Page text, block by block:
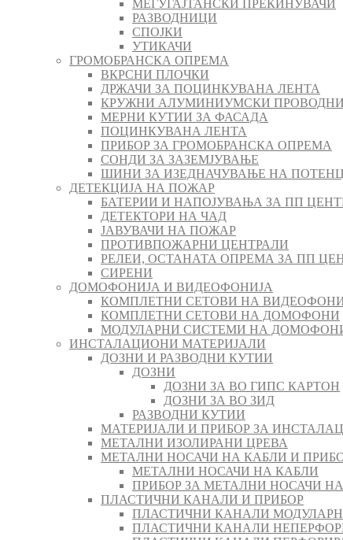
МЕЃУГАЈТАНСКИ ПРЕКИНУВАЧИ
РАЗВОДНИЦИ
СПОЈКИ
УТИКАЧИ
ГРОМОБРАНСКА ОПРЕМА
ВКРСНИ ПЛОЧКИ
ДРЖАЧИ ЗА ПОЦИНКУВАНА ЛЕНТА
КРУЖНИ АЛУМИНИУМСКИ
МЕРНИ КУТИИ ЗА ФАСАДА
ПОЦИНКУВАНА ЛЕНТА
ПРИБОР ЗА ГРОМОБРАНСКА ОПРЕМА
СОНДИ ЗА ЗАЗЕМЈУВАЊЕ
ШИНИ ЗА ИЗЕДНАЧУВАЊЕ НА
ДЕТЕКЦИЈА НА ПОЖАР
БАТЕРИИ И НАПОЈУВАЊА ЗА ПП
ДЕТЕКТОРИ НА ЧАД
ЈАВУВАЧИ НА ПОЖАР
ПРОТИВПОЖАРНИ ЦЕНТРАЛИ
РЕЛЕИ, ОСТАНАТА ОПРЕМА ЗА ПП
СИРЕНИ
ДОМОФОНИЈА И ВИДЕОФОНИЈА
КОМПЛЕТНИ СЕТОВИ НА
КОМПЛЕТНИ СЕТОВИ НА ДОМОФОНИ
МОДУЛАРНИ СИСТЕМИ НА
ИНСТАЛАЦИОНИ МАТЕРИЈАЛИ
ДОЗНИ И РАЗВОДНИ КУТИИ
ДОЗНИ
ДОЗНИ ЗА ВО ГИПС КАРТОН
ДОЗНИ ЗА ВО ЗИД
РАЗВОДНИ КУТИИ
МАТЕРИЈАЛИ И ПРИБОР ЗА
МЕТАЛНИ ИЗОЛИРАНИ ЦРЕВА
МЕТАЛНИ НОСАЧИ НА КАБЛИ И
МЕТАЛНИ НОСАЧИ НА КАБЛИ
ПРИБОР ЗА МЕТАЛНИ НОСАЧИ
ПЛАСТИЧНИ КАНАЛИ И ПРИБОР
ПЛАСТИЧНИ КАНАЛИ
ПЛАСТИЧНИ КАНАЛИ